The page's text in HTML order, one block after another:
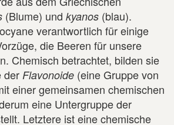
(Blume) und kyanos (blau).
verantwortlich für einige
die Beeren für unsere
Chemisch betrachtet, bilden sie
der Flavonoide (eine Gruppe von
einer gemeinsamen chemischen
eine Untergruppe der
Letztere ist eine chemische